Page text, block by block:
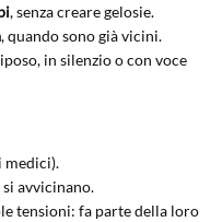
, senza creare gelosie.
, quando sono già vicini.
in silenzio o con voce
medici).
avvicinano.
tensioni: fa parte della loro